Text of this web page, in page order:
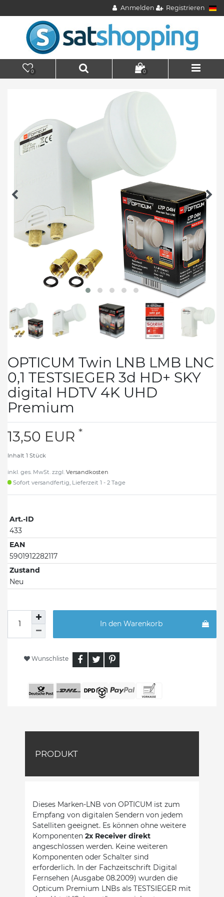
Anmelden Registrieren
0 0
OPTICUM Twin LNB LMB LNC
0,1 TESTSIEGER 3d HD+ SKY
digital HDTV 4K UHD
Premium
13,50 EUR *
Inhalt 1 Stück
inkl. ges. MwSt. zzgl. Versandkosten
Sofort versandfertig, Lieferzeit 1 - 2 Tage
Art.-ID
433
EAN
5901912282117
Zustand
Neu
In den Warenkorb
Wunschliste
PRODUKT
Dieses Marken-LNB von OPTICUM ist zum
Empfang von digitalen Sendern von jedem
Satelliten geeignet. Es können ohne weitere
Komponenten 2x Receiver direkt
angeschlossen werden. Keine weiteren
Komponenten oder Schalter sind
erforderlich. In der Fachzeitschrift Digital
Fernsehen (Ausgabe 08.2009) wurden die
Opticum Premium LNBs als TESTSIEGER mit